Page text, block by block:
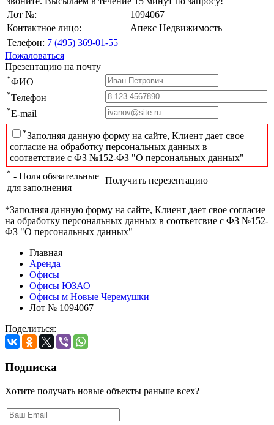
Лот №:
1094067
Контактное лицо:
Апекс Недвижимость
Телефон: 7 (495) 369-01-55
Пожаловаться
Презентацию на почту
*ФИО
*Телефон
*E-mail
*Заполняя данную форму на сайте, Клиент дает свое
согласие на обработку персональных данных в
соответствие с ФЗ №152-ФЗ "О персональных данных"
* - Поля обязательные
для заполнения
Получить перезентацию
*Заполняя данную форму на сайте, Клиент дает свое согласие
на обработку персональных данных в соответсвие с ФЗ №152-
ФЗ "О персональных данных"
Главная
Аренда
Офисы
Офисы ЮЗАО
Офисы м Новые Черемушки
Лот № 1094067
Поделиться:
Подписка
Хотите получать новые объекты раньше всех?